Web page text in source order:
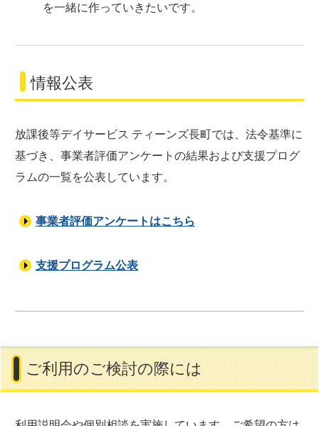
を一緒に作っていきたいです。
情報公表
放課後等デイサービス ティーンズ長町では、法令基準に
基づき、事業者評価アンケートの結果および支援プログ
ラムの一覧を公表しています。
事業者評価アンケートはこちら
支援プログラム公表
ご利用のご検討の際には